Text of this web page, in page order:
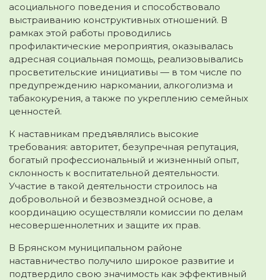
асоциального поведения и способствовало
выстраиванию конструктивных отношений. В
рамках этой работы проводились
профилактические мероприятия, оказывалась
адресная социальная помощь, реализовывались
просветительские инициативы — в том числе по
предупреждению наркомании, алкоголизма и
табакокурения, а также по укреплению семейных
ценностей.
К наставникам предъявлялись высокие
требования: авторитет, безупречная репутация,
богатый профессиональный и жизненный опыт,
склонность к воспитательной деятельности.
Участие в такой деятельности строилось на
добровольной и безвозмездной основе, а
координацию осуществляли комиссии по делам
несовершеннолетних и защите их прав.
В Брянском муниципальном районе
наставничество получило широкое развитие и
подтвердило свою значимость как эффективный